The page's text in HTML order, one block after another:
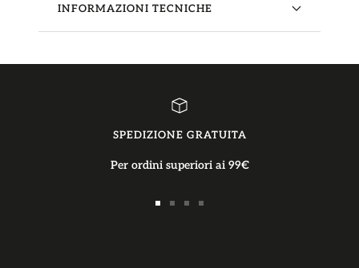
INFORMAZIONI TECNICHE
SPEDIZIONE GRATUITA
Per ordini superiori ai 99€